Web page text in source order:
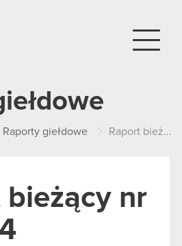
Raporty giełdowe Raport bieżący nr 16/2014
bieżący nr